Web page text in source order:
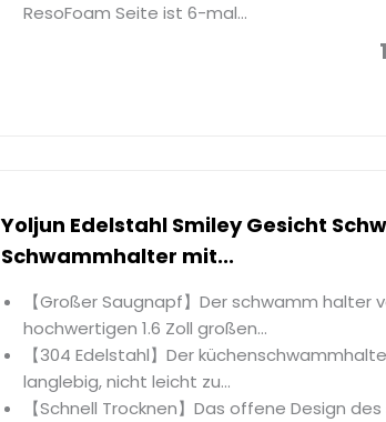
ResoFoam Seite ist 6-mal...
Yoljun Edelstahl Smiley Gesicht
Schwammhalter mit...
【Großer Saugnapf】Der schwamm halter
hochwertigen 1.6 Zoll großen...
【304 Edelstahl】Der
langlebig, nicht leicht zu...
【Schnell Trocknen】Das offene Design